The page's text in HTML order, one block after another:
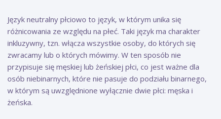
Język neutralny płciowo to język, w którym unika się
różnicowania ze względu na płeć. Taki język ma charakter
inkluzywny, tzn. włącza wszystkie osoby, do których się
zwracamy lub o których mówimy. W ten sposób nie
przypisuje się męskiej lub żeńskiej płci, co jest ważne dla
osób niebinarnych, które nie pasuje do podziału binarnego,
w którym są uwzględnione wyłącznie dwie płci: męska i
żeńska.